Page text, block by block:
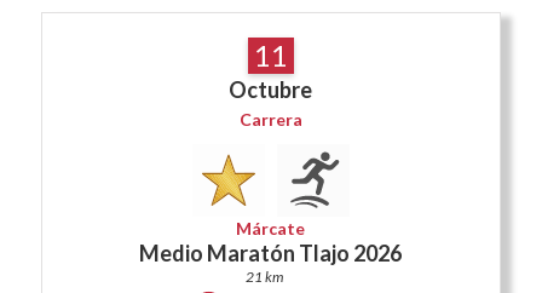
11
Octubre
Carrera
Márcate
Medio Maratón Tlajo 2026
21 km